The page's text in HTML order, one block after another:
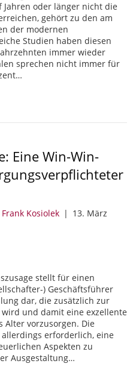
oder länger nicht die
gehört zu den am
der modernen
Studien haben diesen
immer wieder
sprechen nicht immer für
Eine Win-Win-
Kosiolek | 13. März
stellt für einen
) Geschäftsführer
dar, die zusätzlich zur
und damit eine exzellente
Alter vorzusorgen. Die
erforderlich, eine
Aspekten zu
Ausgestaltung…